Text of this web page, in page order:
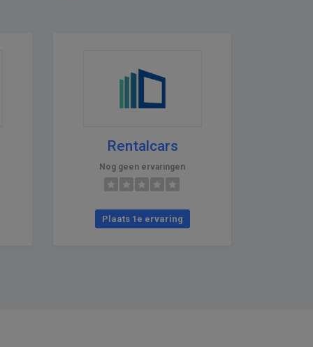
Rentalcars
Nog geen ervaringen
Plaats 1e ervaring